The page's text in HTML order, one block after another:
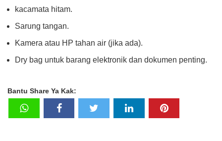
kacamata hitam.
Sarung tangan.
Kamera atau HP tahan air (jika ada).
Dry bag untuk barang elektronik dan dokumen penting.
Bantu Share Ya Kak: